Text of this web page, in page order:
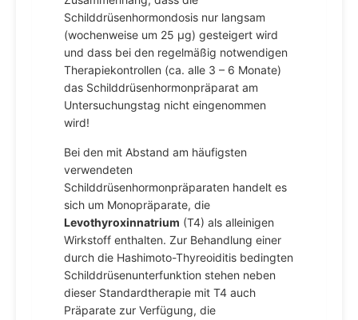
Schilddrüsenhormondosis nur langsam
(wochenweise um 25 µg) gesteigert wird
und dass bei den regelmäßig notwendigen
Therapiekontrollen (ca. alle 3 – 6 Monate)
das Schilddrüsenhormonpräparat am
Untersuchungstag nicht eingenommen
wird!
Bei den mit Abstand am häufigsten
verwendeten
Schilddrüsenhormonpräparaten handelt es
sich um Monopräparate, die
Levothyroxinnatrium (T4) als alleinigen
Wirkstoff enthalten. Zur Behandlung einer
durch die Hashimoto-Thyreoiditis bedingten
Schilddrüsenunterfunktion stehen neben
dieser Standardtherapie mit T4 auch
Präparate zur Verfügung, die